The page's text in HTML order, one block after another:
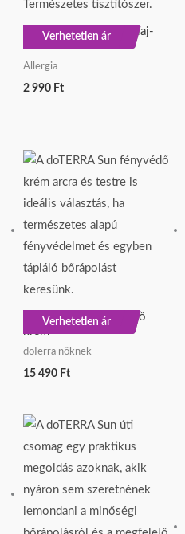
ÚJVerhetetlen ár
doTERRA Citrom illóolaj-
Lemon 5 ml
Allergia
2 990 Ft
ÚJVerhetetlen ár
doTERRA Sun fényvédő
krém
doTerra nőknek
15 490 Ft